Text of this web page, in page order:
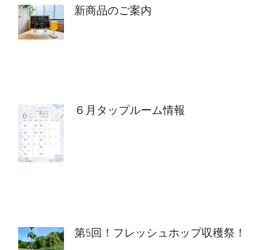
新商品のご案内
６月タップルーム情報
第5回！フレッシュホップ収穫祭！